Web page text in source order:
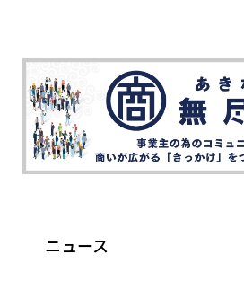
ニュース